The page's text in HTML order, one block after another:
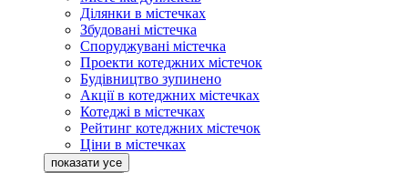
Ділянки в містечках
Збудовані містечка
Споруджувані містечка
Проекти котеджних містечок
Будівництво зупинено
Акції в котеджних містечках
Котеджі в містечках
Рейтинг котеджних містечок
Ціни в містечках